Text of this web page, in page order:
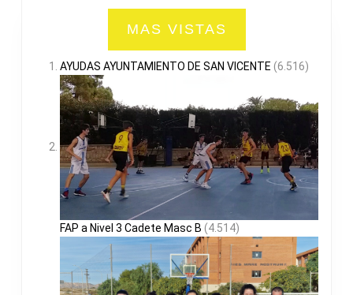
MAS VISTAS
AYUDAS AYUNTAMIENTO DE SAN VICENTE (6.516)
FAP a Nivel 3 Cadete Masc B (4.514)